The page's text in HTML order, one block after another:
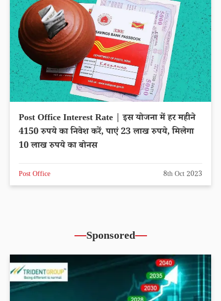
Post Office Interest Rate | इस योजना में हर महीने
4150 रुपये का निवेश करें, पाएं 23 लाख रुपये, मिलेगा
10 लाख रुपये का बोनस
Post Office 8th Oct 2023
Sponsored